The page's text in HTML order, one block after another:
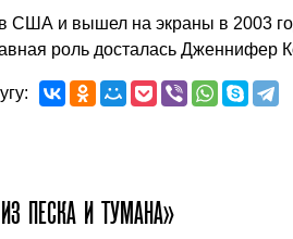
США и вышел на экраны в 2003
роль досталась Дженнифер
ПЕСКА И ТУМАНА»